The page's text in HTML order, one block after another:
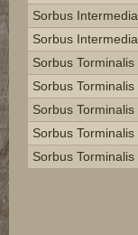
Sorbus Intermedia
Sorbus Intermedia
Sorbus Torminalis
Sorbus Torminalis
Sorbus Torminalis
Sorbus Torminalis
Sorbus Torminalis